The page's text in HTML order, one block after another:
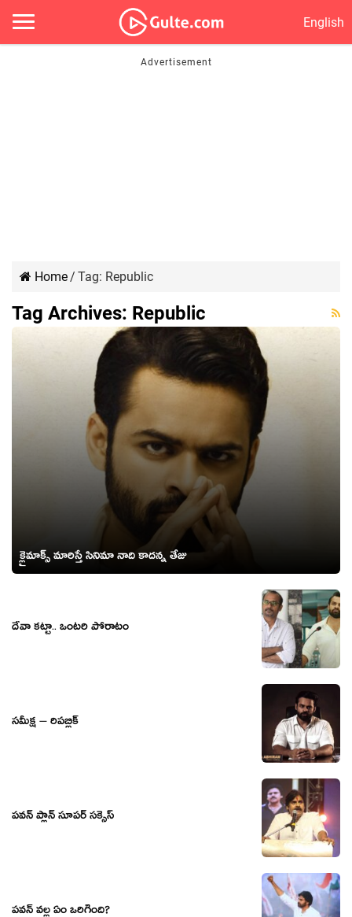
English
Home/ Tag: Republic
Tag Archives: Republic
క్లైమాక్స్ మారిస్తే సినిమా నాది కాదన్న తేజు
దేవా క‌ట్టా.. ఒంట‌రి పోరాటం
సమీక్ష – రిపబ్లిక్
పవన్ ప్లాన్ సూపర్ సక్సెస్
పవన్ వల్ల ఏం ఒరిగింది?